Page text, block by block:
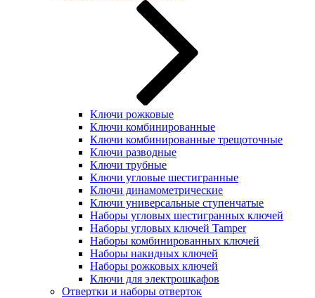
Ключи рожковые
Ключи комбинированные
Ключи комбинированные трещоточные
Ключи разводные
Ключи трубные
Ключи угловые шестигранные
Ключи динамометрические
Ключи универсальные ступенчатые
Наборы угловых шестигранных ключей
Наборы угловых ключей Tamper
Наборы комбинированных ключей
Наборы накидных ключей
Наборы рожковых ключей
Ключи для электрошкафов
Отвертки и наборы отверток